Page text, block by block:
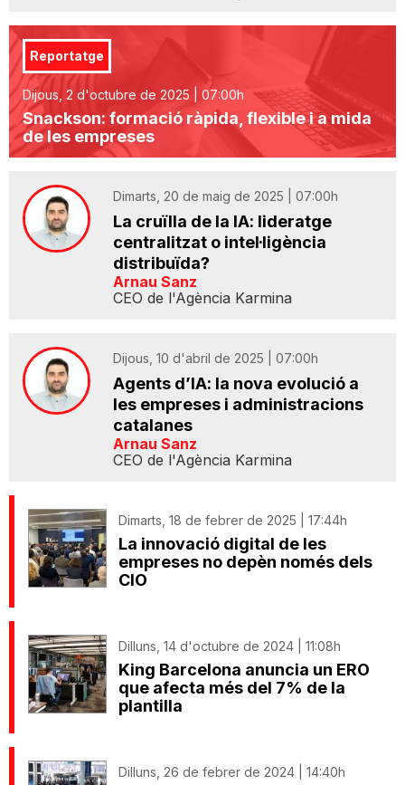
Reportatge
Dijous, 2 d'octubre de 2025 | 07:00h
Snackson: formació ràpida, flexible i a mida
de les empreses
Dimarts, 20 de maig de 2025 | 07:00h
La cruïlla de la IA: lideratge
centralitzat o intel·ligència
distribuïda?
Arnau Sanz
CEO de l'Agència Karmina
Dijous, 10 d'abril de 2025 | 07:00h
Agents d’IA: la nova evolució a
les empreses i administracions
catalanes
Arnau Sanz
CEO de l'Agència Karmina
Dimarts, 18 de febrer de 2025 | 17:44h
La innovació digital de les
empreses no depèn només dels
CIO
Dilluns, 14 d'octubre de 2024 | 11:08h
King Barcelona anuncia un ERO
que afecta més del 7% de la
plantilla
Dilluns, 26 de febrer de 2024 | 14:40h